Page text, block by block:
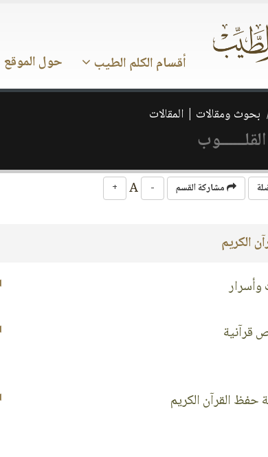
أقسام الكلم الطيب حول الموقع
بحوث ومقالات | المقالات
مشاركة القسم -
+
الكريم
وأسرار
قرآنية
حفظ القرآن الكريم